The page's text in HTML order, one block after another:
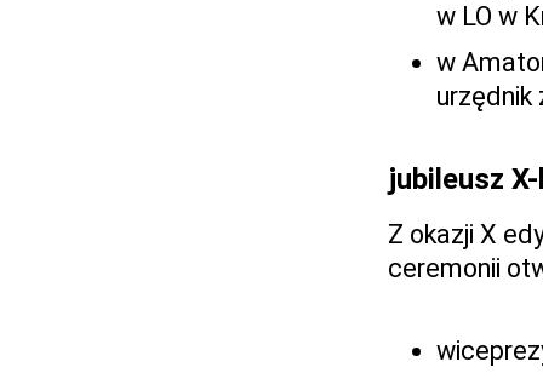
w LO w
w
urzędnik
jubileusz
Z okazji X
ceremonii